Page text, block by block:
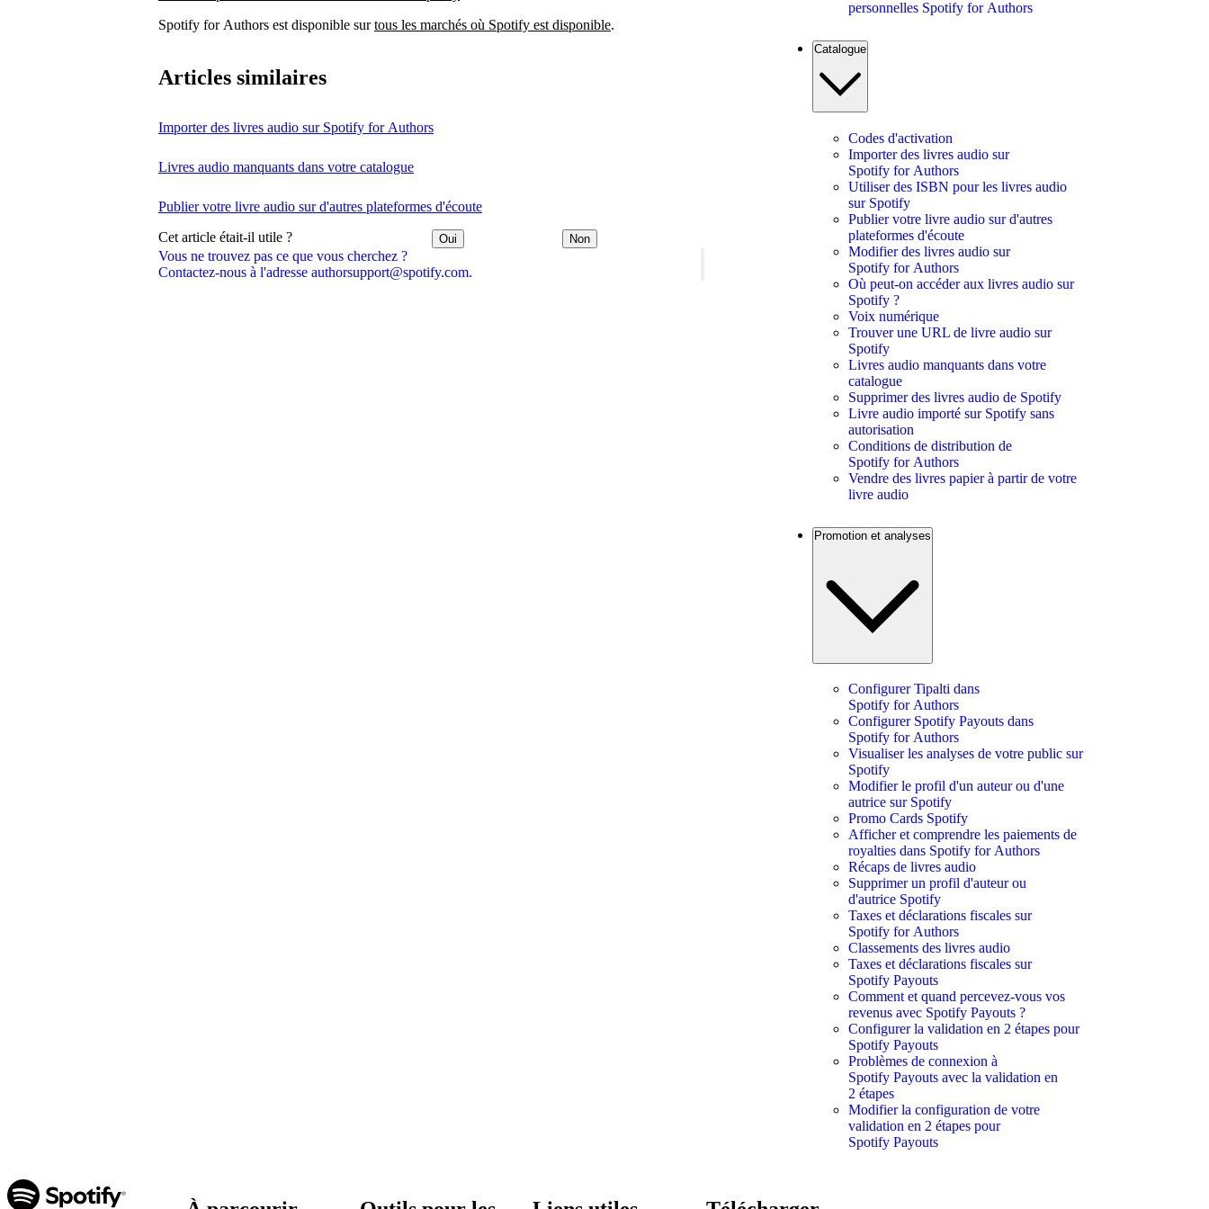
Vous ne trouvez pas ce que vous cherchez ?
Contactez-nous à l'adresse authorsupport@spotify.com.
Spotify for Authors est disponible surtous les marchés où Spotify est disponible.
Articles similaires
Importer des livres audio sur Spotify for Authors
Livres audio manquants dans votre catalogue
Publier votre livre audio sur d'autres plateformes d'écoute
Cet article était-il utile ? Oui Non
personnelles Spotify for Authors
Catalogue
Codes d'activation
Importer des livres audio sur
Spotify for Authors
Utiliser des ISBN pour les livres audio
sur Spotify
Publier votre livre audio sur d'autres
plateformes d'écoute
Modifier des livres audio sur
Spotify for Authors
Où peut-on accéder aux livres audio sur
Spotify ?
Voix numérique
Trouver une URL de livre audio sur
Spotify
Livres audio manquants dans votre
catalogue
Supprimer des livres audio de Spotify
Livre audio importé sur Spotify sans
autorisation
Conditions de distribution de
Spotify for Authors
Vendre des livres papier à partir de votre
livre audio
Promotion et analyses
Configurer Tipalti dans
Spotify for Authors
Configurer Spotify Payouts dans
Spotify for Authors
Visualiser les analyses de votre public sur
Spotify
Modifier le profil d'un auteur ou d'une
autrice sur Spotify
Promo Cards Spotify
Afficher et comprendre les paiements de
royalties dans Spotify for Authors
Récaps de livres audio
Supprimer un profil d'auteur ou
d'autrice Spotify
Taxes et déclarations fiscales sur
Spotify for Authors
Classements des livres audio
Taxes et déclarations fiscales sur
Spotify Payouts
Comment et quand percevez-vous vos
revenus avec Spotify Payouts ?
Configurer la validation en 2 étapes pour
Spotify Payouts
Problèmes de connexion à
Spotify Payouts avec la validation en
2 étapes
Modifier la configuration de votre
validation en 2 étapes pour
Spotify Payouts